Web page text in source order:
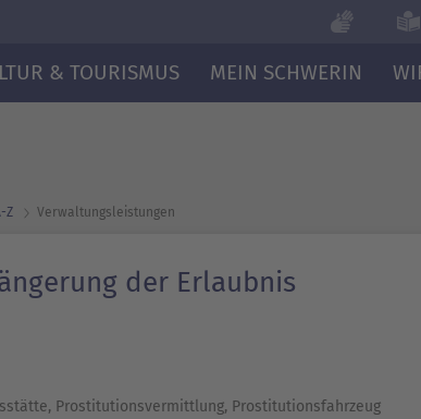
& TOURISMUS MEIN SCHWERIN
Z Verwaltungsleistungen
der Erlaubnis
Prostitutionsvermittlung, Prostitutionsfahrzeug